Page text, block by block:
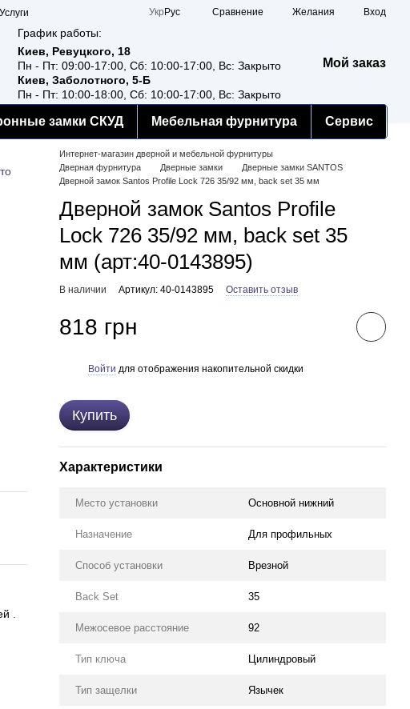
Услуги
Укр Рус Сравнение Желания Вход
График работы:
Киев, Ревуцкого, 18
Пн - Пт: 09:00-17:00, Сб: 10:00-17:00, Вс: Закрыто
Киев, Заболотного, 5-Б
Пн - Пт: 10:00-18:00, Сб: 10:00-17:00, Вс: Закрыто
Мой заказ
замки СКУД Мебельная фурнитура Сервис
.
Интернет-магазин дверной и мебельной фурнитуры
Дверная фурнитура
Дверные замки
Дверные замки SANTOS
Дверной замок Santos Profile Lock 726 35/92 мм, back set 35 мм
Дверной замок Santos Profile
Lock 726 35/92 мм, back set 35
мм (арт:40-0143895)
В наличии Артикул: 40-0143895 Оставить отзыв
818 грн
Войти для отображения накопительной скидки
Купить
Характеристики
Место установки Основной нижний
Назначение Для профильных
Способ установки Врезной
Back Set 35
Межосевое расстояние 92
Тип ключа Цилиндровый
Тип защелки Язычек